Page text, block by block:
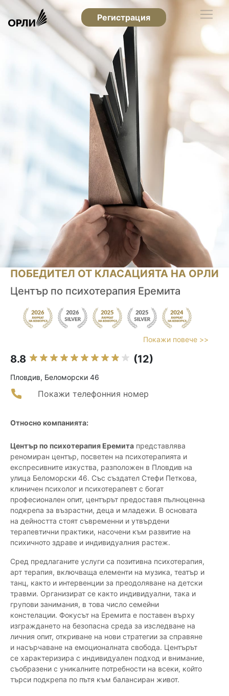
Регистрация
ПОБЕДИТЕЛ ОТ КЛАСАЦИЯТА НА ОРЛИ
Център по психотерапия Еремита
Покажи повече >>
8.8 (12)
Пловдив, Беломорски 46
Покажи телефонния номер
Относно компанията:
Център по психотерапия Еремита представлява
реномиран център, посветен на психотерапията и
експресивните изкуства, разположен в Пловдив на
улица Беломорски 46. Със създател Стефи Петкова,
клиничен психолог и психотерапевт с богат
професионален опит, центърът предоставя пълноценна
подкрепа за възрастни, деца и младежи. В основата
на дейността стоят съвременни и утвърдени
терапевтични практики, насочени към развитие на
психичното здраве и индивидуалния растеж.
Сред предлаганите услуги са позитивна психотерапия,
арт терапия, включваща елементи на музика, театър и
танц, както и интервенции за преодоляване на детски
травми. Организират се както индивидуални, така и
групови занимания, в това число семейни
констелации. Фокусът на Еремита е поставен върху
изграждането на безопасна среда за изследване на
личния опит, откриване на нови стратегии за справяне
и насърчаване на емоционалната свобода. Центърът
се характеризира с индивидуален подход и внимание,
съобразени с уникалните потребности на всеки, който
търси подкрепа по пътя към балансиран живот.